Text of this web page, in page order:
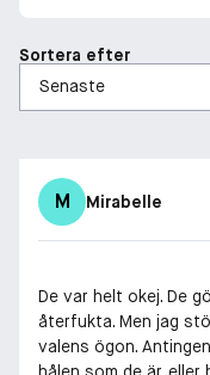
Sortera efter
M Mirabelle
De var helt okej. De
återfukta. Men jag
valens ögon.